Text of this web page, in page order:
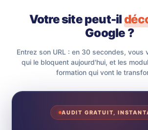
Votre site peut-il
Google ?
Entrez son URL : en 30 secondes, vous
qui le bloquent aujourd'hui, et les
formation qui vont le
AUDIT GRATUIT,